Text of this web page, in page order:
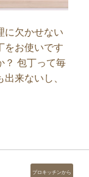
欠かせない
をお使いです
？ 包丁って毎
来ないし、
カ
プロキッチンから